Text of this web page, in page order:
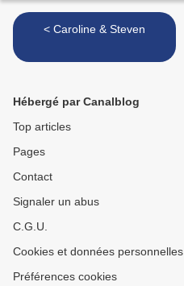
< Caroline & Steven
Hébergé par Canalblog
Top articles
Pages
Contact
Signaler un abus
C.G.U.
Cookies et données personnelles
Préférences cookies